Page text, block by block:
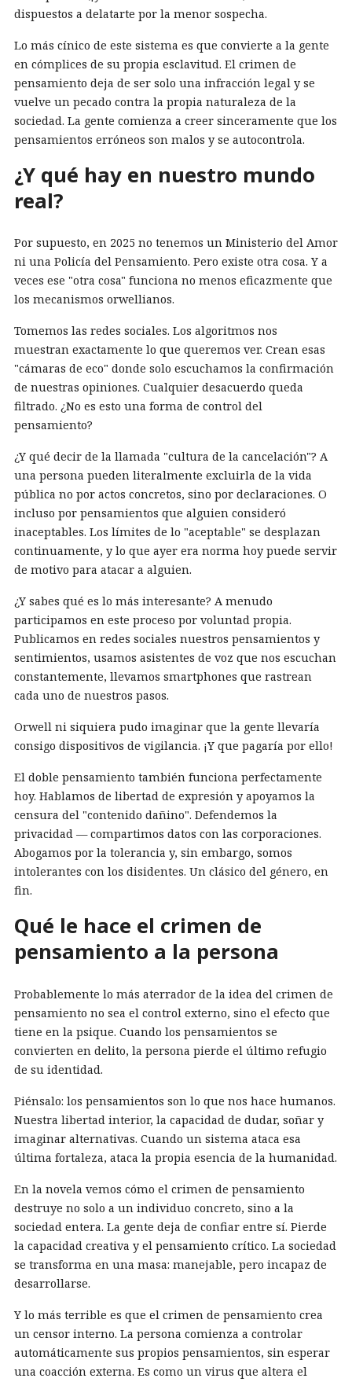
dispuestos a delatarte por la menor sospecha.
Lo más cínico de este sistema es que convierte a la gente
en cómplices de su propia esclavitud. El crimen de
pensamiento deja de ser solo una infracción legal y se
vuelve un pecado contra la propia naturaleza de la
sociedad. La gente comienza a creer sinceramente que los
pensamientos erróneos son malos y se autocontrola.
¿Y qué hay en nuestro mundo
real?
Por supuesto, en 2025 no tenemos un Ministerio del Amor
ni una Policía del Pensamiento. Pero existe otra cosa. Y a
veces ese "otra cosa" funciona no menos eficazmente que
los mecanismos orwellianos.
Tomemos las redes sociales. Los algoritmos nos
muestran exactamente lo que queremos ver. Crean esas
"cámaras de eco" donde solo escuchamos la confirmación
de nuestras opiniones. Cualquier desacuerdo queda
filtrado. ¿No es esto una forma de control del
pensamiento?
¿Y qué decir de la llamada "cultura de la cancelación"? A
una persona pueden literalmente excluirla de la vida
pública no por actos concretos, sino por declaraciones. O
incluso por pensamientos que alguien consideró
inaceptables. Los límites de lo "aceptable" se desplazan
continuamente, y lo que ayer era norma hoy puede servir
de motivo para atacar a alguien.
¿Y sabes qué es lo más interesante? A menudo
participamos en este proceso por voluntad propia.
Publicamos en redes sociales nuestros pensamientos y
sentimientos, usamos asistentes de voz que nos escuchan
constantemente, llevamos smartphones que rastrean
cada uno de nuestros pasos.
Orwell ni siquiera pudo imaginar que la gente llevaría
consigo dispositivos de vigilancia. ¡Y que pagaría por ello!
El doble pensamiento también funciona perfectamente
hoy. Hablamos de libertad de expresión y apoyamos la
censura del "contenido dañino". Defendemos la
privacidad — compartimos datos con las corporaciones.
Abogamos por la tolerancia y, sin embargo, somos
intolerantes con los disidentes. Un clásico del género, en
fin.
Qué le hace el crimen de
pensamiento a la persona
Probablemente lo más aterrador de la idea del crimen de
pensamiento no sea el control externo, sino el efecto que
tiene en la psique. Cuando los pensamientos se
convierten en delito, la persona pierde el último refugio
de su identidad.
Piénsalo: los pensamientos son lo que nos hace humanos.
Nuestra libertad interior, la capacidad de dudar, soñar y
imaginar alternativas. Cuando un sistema ataca esa
última fortaleza, ataca la propia esencia de la humanidad.
En la novela vemos cómo el crimen de pensamiento
destruye no solo a un individuo concreto, sino a la
sociedad entera. La gente deja de confiar entre sí. Pierde
la capacidad creativa y el pensamiento crítico. La sociedad
se transforma en una masa: manejable, pero incapaz de
desarrollarse.
Y lo más terrible es que el crimen de pensamiento crea
un censor interno. La persona comienza a controlar
automáticamente sus propios pensamientos, sin esperar
una coacción externa. Es como un virus que altera el